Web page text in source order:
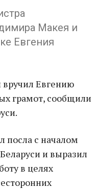
Макея и
Евгения
Евгению
грамот, сообщили
посла с началом
и выразил
в целях